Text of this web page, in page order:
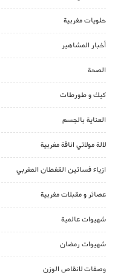
حلويات مغربية
أخبار المشاهير
الصحة
كيك و طورطات
العناية بالجسم
لالة مولاتي اناقة مغربية
ازياء فساتين القفطان المغربي
عصائر و مقبلات مغربية
شهيوات عالمية
شهيوات رمضان
وصفات لانقاص الوزن